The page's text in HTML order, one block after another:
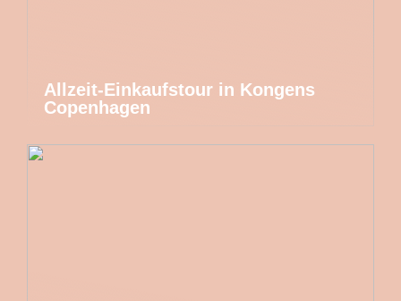
Allzeit-Einkaufstour in Kongens
Copenhagen